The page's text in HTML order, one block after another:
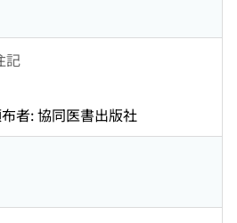
記
者: 協同医書出版社